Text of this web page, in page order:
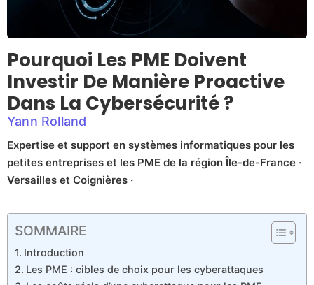
Pourquoi Les PME Doivent
Investir De Manière Proactive
Dans La Cybersécurité ?
Yann Rolland
Expertise et support en systèmes informatiques pour les
petites entreprises et les PME de la région Île-de-France ·
Versailles et Coignières ·
SOMMAIRE
Introduction
Les PME : cibles de choix pour les cyberattaques